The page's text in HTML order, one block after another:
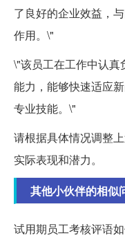
了良好的企业效益，
作用。\"
\"该员工在工作中认真
能力，能够快速适应
专业技能。\"
请根据具体情况调整
实际表现和潜力。
其他小伙伴的相似
试用期员工考核评语